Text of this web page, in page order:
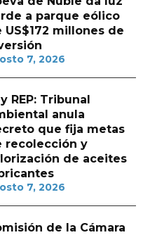
a parque eólico
US$172 millones de
7, 2026
REP: Tribunal
anula
que fija metas
recolección y
de aceites
7, 2026
de la Cámara